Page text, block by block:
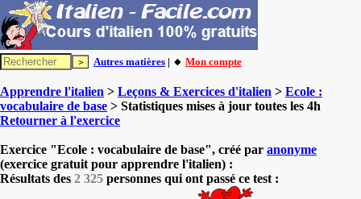
Autres matières | 🔸 Mon compte
Apprendre l'italien > Leçons & Exercices d'italien > Ecole :
vocabulaire de base > Statistiques mises à jour toutes les 4h
Retourner à l'exercice
Exercice "Ecole : vocabulaire de base", créé par anonyme
(exercice gratuit pour apprendre l'italien) :
Résultats des 2 325 personnes qui ont passé ce test :